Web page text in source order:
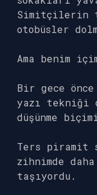
Simitçilerin
otobüsler
Ama benim
Bir gece
yazı tekniği
düşünme
Ters piramit
zihnimde
taşıyordu.